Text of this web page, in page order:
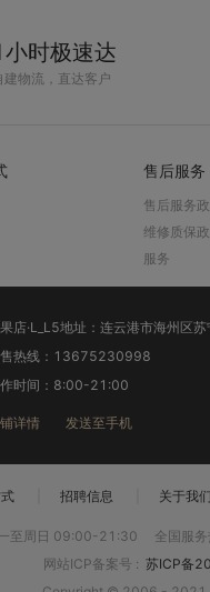
小时极速达
建物流，直达客户
售后服务
售后服务
维修质保
服务
苏宁广场正对面
招聘信息 关于我们
至周日 09:00-21:30 全国服务
网站ICP备案号 : 苏ICP备